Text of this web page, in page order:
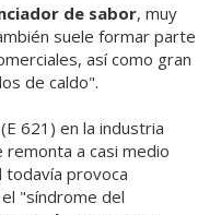
de sabor, muy
suele formar parte
así como gran
de caldo".
621) en la industria
remonta a casi medio
todavía provoca
"síndrome del